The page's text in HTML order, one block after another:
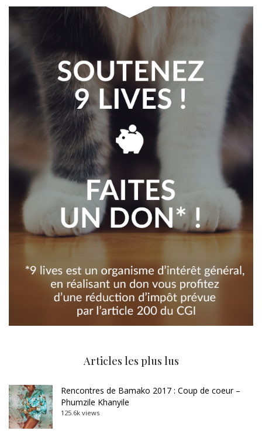
Articles les plus lus
Rencontres de Bamako 2017 : Coup de coeur –
Phumzile Khanyile
125.6k views